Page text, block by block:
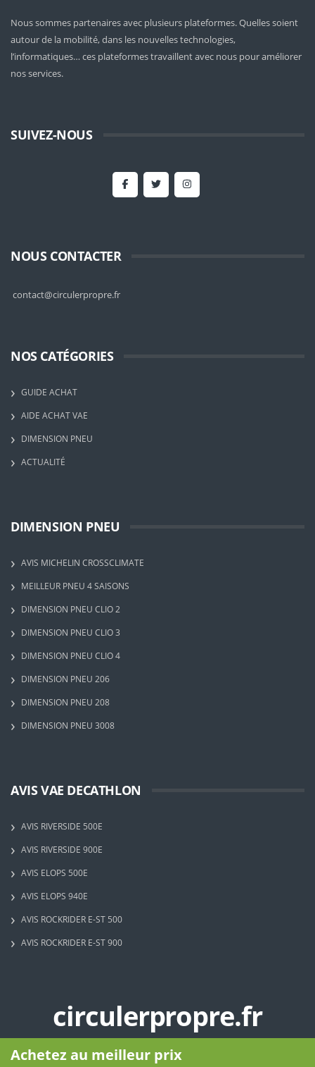
Achetez au meilleur prix
Nous sommes partenaires avec plusieurs plateformes. Quelles soient
autour de la mobilité, dans les nouvelles technologies,
l’informatiques… ces plateformes travaillent avec nous pour améliorer
nos services.
SUIVEZ-NOUS
NOUS CONTACTER
contact@circulerpropre.fr
NOS CATÉGORIES
GUIDE ACHAT
AIDE ACHAT VAE
DIMENSION PNEU
ACTUALITÉ
DIMENSION PNEU
AVIS MICHELIN CROSSCLIMATE
MEILLEUR PNEU 4 SAISONS
DIMENSION PNEU CLIO 2
DIMENSION PNEU CLIO 3
DIMENSION PNEU CLIO 4
DIMENSION PNEU 206
DIMENSION PNEU 208
DIMENSION PNEU 3008
AVIS VAE DECATHLON
AVIS RIVERSIDE 500E
AVIS RIVERSIDE 900E
AVIS ELOPS 500E
AVIS ELOPS 940E
AVIS ROCKRIDER E-ST 500
AVIS ROCKRIDER E-ST 900
circulerpropre.fr
Copyright © 2023 - Circuler Propre - Tous droits réservés